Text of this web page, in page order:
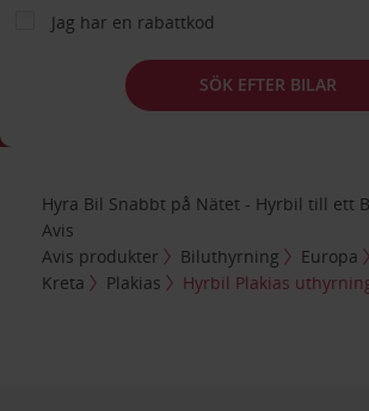
Jag har en rabattkod
SÖK EFTER BILAR
Hyra Bil Snabbt på Nätet - Hyrbil till ett
Avis
Avis produkter
Biluthyrning Europa
Kreta
Plakias Hyrbil Plakias